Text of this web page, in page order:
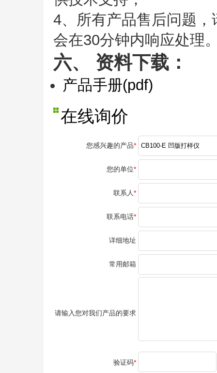
4、所有产品售后问题
会在30分钟内响应处理
六、 资料下载：
产品手册(pdf)
在线询价
您感兴趣的产品*
您的单位*
联系人*
联系电话*
详细地址
常用邮箱
请输入您对我们产品的要求
验证码*